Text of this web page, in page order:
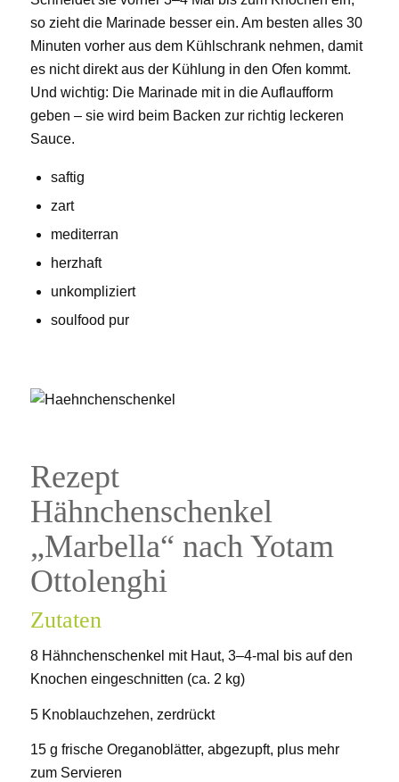
so zieht die Marinade besser ein. Am besten alles 30
Minuten vorher aus dem Kühlschrank nehmen, damit
es nicht direkt aus der Kühlung in den Ofen kommt.
Und wichtig: Die Marinade mit in die Auflaufform
geben – sie wird beim Backen zur richtig leckeren
Sauce.
saftig
zart
mediterran
herzhaft
unkompliziert
soulfood pur
Rezept
Hähnchenschenkel
„Marbella“ nach Yotam
Ottolenghi
Zutaten
8 Hähnchenschenkel mit Haut, 3–4-mal bis auf den
Knochen eingeschnitten (ca. 2 kg)
5 Knoblauchzehen, zerdrückt
15 g frische Oreganoblätter, abgezupft, plus mehr
zum Servieren